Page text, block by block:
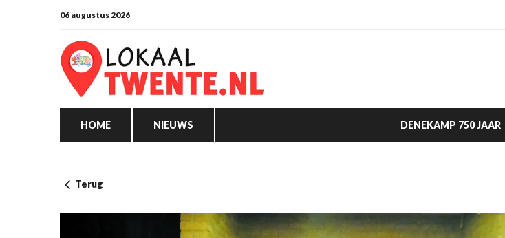
06 augustus 2026
HOME NIEUWS DENEKAMP 750 JAAR
Terug